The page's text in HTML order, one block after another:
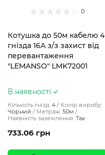
0
Котушка до 50м кабелю 4
гнізда 16A з/з захист від
перевантаження
"LEMANSO" LMK72001
В наявності
Кількість гнізд: 4
Колір виробу:
Чорний
Метраж: 50м
Наявність заземлення: Так
733.06 грн